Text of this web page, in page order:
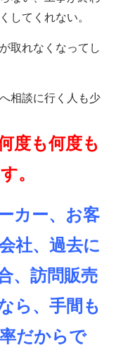
してくれない。
取れなくなってし
相談に行く人も少
度も何度も
。
カー、お客
社、過去に
、訪問販売
ら、手間も
だからで